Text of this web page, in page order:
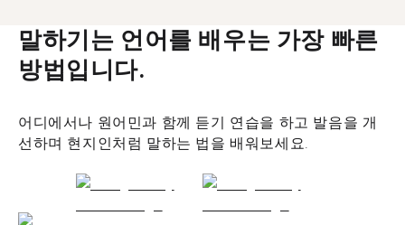
말하기는 언어를 배우는 가장 빠른
방법입니다.
어디에서나 원어민과 함께 듣기 연습을 하고 발음을 개
선하며 현지인처럼 말하는 법을 배워보세요.